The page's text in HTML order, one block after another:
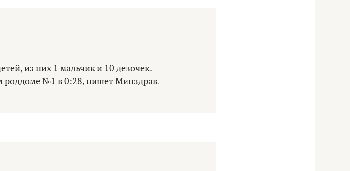
из них 1 мальчик и 10 девочек.
роддоме №1 в 0:28, пишет Минздрав.